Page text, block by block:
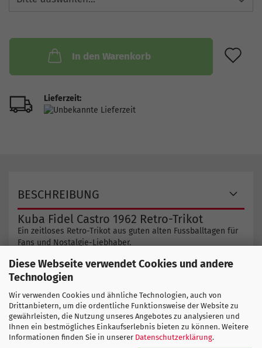
Diese Webseite verwendet Cookies und andere
Technologien
Wir verwenden Cookies und ähnliche Technologien, auch von
Drittanbietern, um die ordentliche Funktionsweise der Website zu
gewährleisten, die Nutzung unseres Angebotes zu analysieren und
Ihnen ein bestmögliches Einkaufserlebnis bieten zu können. Weitere
Informationen finden Sie in unserer Datenschutzerklärung.
In den Warenkorb
Lieferzeit:
BESCHREIBUNG
Kuba Fidel Castro 1962 Retro-Trikot
Ein zeitloses Retro-Trikot aus guten alten Fussballtagen für
Fans und Nostalgie-Liebhaber.
Hier finden Sie weitere Produkte
Oldies but Goldies
COPA GRÖSSENTABELLE